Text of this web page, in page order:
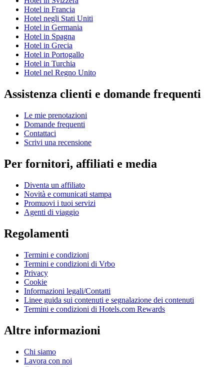
Hotel in Francia
Hotel negli Stati Uniti
Hotel in Germania
Hotel in Spagna
Hotel in Grecia
Hotel in Portogallo
Hotel in Turchia
Hotel nel Regno Unito
Assistenza clienti e domande frequenti
Le mie prenotazioni
Domande frequenti
Contattaci
Scrivi una recensione
Per fornitori, affiliati e media
Diventa un affiliato
Novità e comunicati stampa
Promuovi i tuoi servizi
Agenti di viaggio
Regolamenti
Termini e condizioni
Termini e condizioni di Vrbo
Privacy
Cookie
Informazioni legali/Contatti
Linee guida sui contenuti e segnalazione dei contenuti
Termini e condizioni di Hotels.com Rewards
Altre informazioni
Chi siamo
Lavora con noi